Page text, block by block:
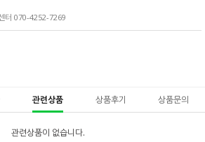
터 070-4252-7269
관련상품 상품후기 상품문의
관련상품이 없습니다.